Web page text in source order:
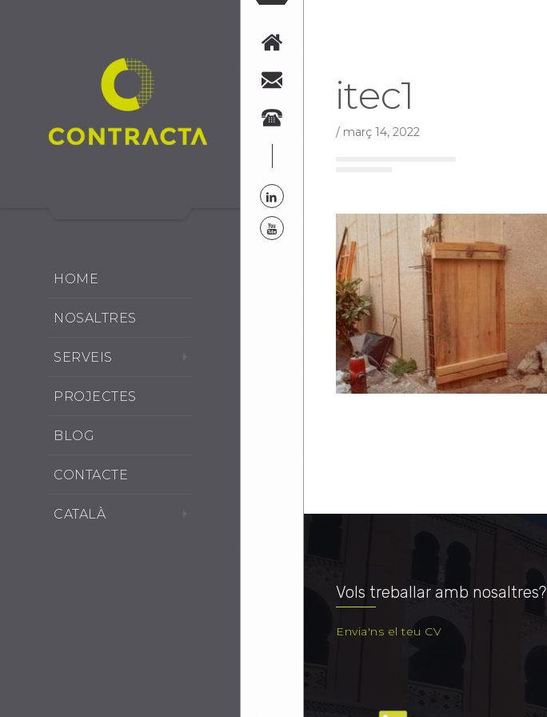
HOME
NOSALTRES
SERVEIS
PROJECTES
BLOG
CONTACTE
CATALÀ
itec1
/ març 14, 2022
Vols treballar amb nosaltres?
Envia'ns el teu CV